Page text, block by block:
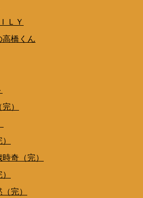
ＬＹ
高橋くん
）
奇（完）
完）